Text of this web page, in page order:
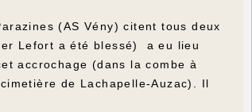
(AS Vény) citent tous deux
Lefort a été blessé) a eu lieu
accrochage (dans la combe à
de Lachapelle-Auzac). Il